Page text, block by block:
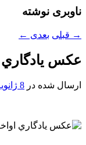
ناوبری نوشته
→ قبلی بعدی ←
عکس يادگاري
ارسال شده در 8 ژانویه 2014